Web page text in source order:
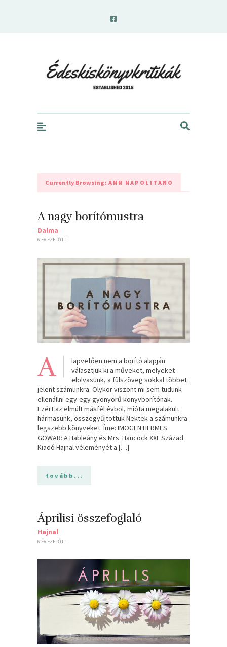
Currently Browsing: ANN NAPOLITANO
A nagy borítómustra
Dalma
6 ÉV EZELŐTT
A
lapvetően nem a borító alapján
választjuk ki a műveket, melyeket
elolvasunk, a fülszöveg sokkal többet
jelent számunkra. Olykor viszont mi sem tudunk
ellenállni egy-egy gyönyörű könyvborítónak.
Ezért az elmúlt másfél évből, mióta megalakult
hármasunk, összegyűjtöttük Nektek a számunkra
legszebb könyveket. Íme: IMOGEN HERMES
GOWAR: A Hableány és Mrs. Hancock XXI. Század
Kiadó Hajnal véleményét a […]
tovább...
Áprilisi összefoglaló
Hajnal
6 ÉV EZELŐTT